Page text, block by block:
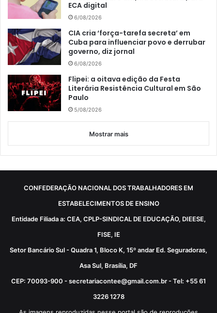
ECA digital
6/08/2026
CIA cria ‘força-tarefa secreta’ em
Cuba para influenciar povo e derrubar
governo, diz jornal
6/08/2026
Flipei: a oitava edição da Festa
Literária Resistência Cultural em São
Paulo
5/08/2026
Mostrar mais
CONFEDERAÇÃO NACIONAL DOS TRABALHADORES EM
ESTABELECIMENTOS DE ENSINO
Entidade Filiada a: CEA, CPLP-SINDICAL DE EDUCAÇÃO, DIEESE,
FISE, IE
Setor Bancário Sul - Quadra 1, Bloco K, 15º andar Ed. Seguradoras,
Asa Sul, Brasília, DF
CEP: 70093-900 - secretariacontee@gmail.com.br - Tel: +55 61
3226 1278